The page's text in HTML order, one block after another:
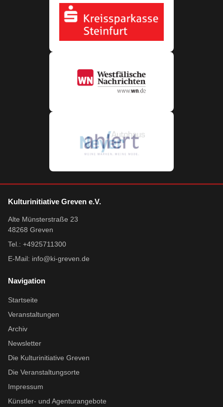
Kulturinitiative Greven e.V.
Alte Münsterstraße 23
48268 Greven
Tel.: +4925711300
E-Mail: info@ki-greven.de
Navigation
Startseite
Veranstaltungen
Archiv
Newsletter
Die Kulturinitiative Greven
Die Veranstaltungsorte
Impressum
Künstler- und Agenturangebote